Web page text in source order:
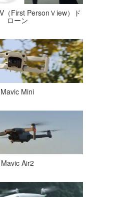
（First PersonＶiew）ド
ローン
Mavic Mini
Mavic Air2